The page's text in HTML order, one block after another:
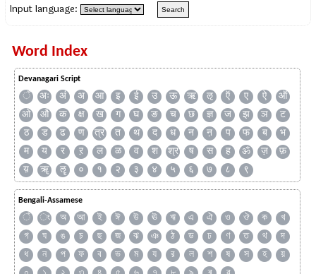
Input language:
Word Index
Devanagari Script
ँ अः अं अ आ इ ई उ ऊ ऋ ऌ ऍ ए ऐ
ऑ
ओ
औ क क्ष ख ग घ ङ च छ ज्ञ ज झ ञ
ट
ठ
ड ढ ण त्र त थ द ध न ऩ प फ ब
भ
म
य र ऱ ल ळ व श श्र ष स ह ॐ ज़
फ़
य़
ॠ ॡ ० १ २ ३ ४ ५ ६ ७ ८ ९
Bengali-Assamese
ঁ ং অ আ ই ঈ উ ঊ ঋ এ ঐ ও ঔ ক
খ
গ
ঘ ঙ চ ছ জ ঝ ঞ ঠ ড ঢ ণ ত থ
দ
ধ
ন প ফ ব ভ ম য র ল শ ষ স হ
য়